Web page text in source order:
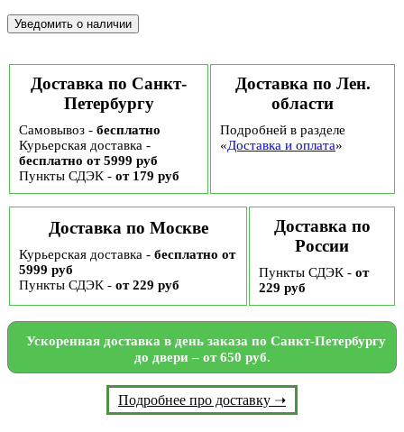
Доставка по Санкт-
Петербургу
Самовывоз - бесплатно
Курьерская доставка -
бесплатно от 5999 руб
Пункты СДЭК - от 179 руб
Доставка по Лен.
области
Подробней в разделе
«Доставка и оплата»
Доставка по Москве
Курьерская доставка - бесплатно от
5999 руб
Пункты СДЭК - от 229 руб
Доставка по
России
Пункты СДЭК - от
229 руб
Ускоренная доставка в день заказа по Санкт-Петербургу
до двери – от 650 руб.
Подробнее про доставку ➝